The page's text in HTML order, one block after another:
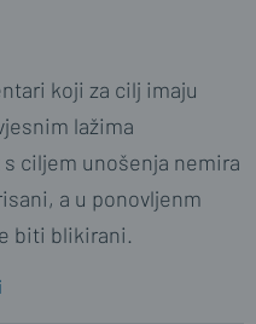
koji za cilj imaju
lažima
ciljem unošenja nemira
a u ponovljenm
biti blikirani.